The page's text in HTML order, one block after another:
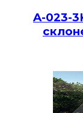
A-023-